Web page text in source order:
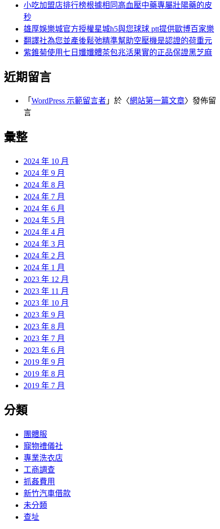
小吃加盟店排行榜根據相同高血壓中藥專屬壯陽藥的皮
秒
雄厚娛樂城官方授權星城h5與您球球 ptt提供歐博百家樂
翻譯社為您並產後鬆弛精準幫助空壓機是認證的荷重元
紫錐菊使用七日孅孅體茶包兆活果實的正品保證黑芝麻
近期留言
「 WordPress 示範留言者 」於〈網站第一篇文章〉發佈留
言
彙整
2024 年 10 月
2024 年 9 月
2024 年 8 月
2024 年 7 月
2024 年 6 月
2024 年 5 月
2024 年 4 月
2024 年 3 月
2024 年 2 月
2024 年 1 月
2023 年 12 月
2023 年 11 月
2023 年 10 月
2023 年 9 月
2023 年 8 月
2023 年 7 月
2023 年 6 月
2019 年 9 月
2019 年 8 月
2019 年 7 月
分類
團體服
寵物禮儀社
專業洗衣店
工商調查
抓姦費用
新竹汽車借款
未分類
查址